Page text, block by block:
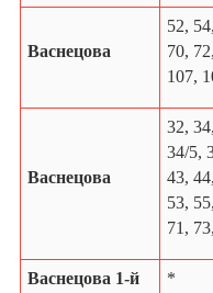
Васнецова
52,
70,
107,
Васнецова
32,
34/5,
43,
53,
71,
Васнецова 1-й
*